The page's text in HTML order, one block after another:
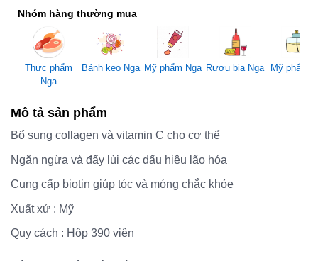
Nhóm hàng thường mua
Thực phẩm
Nga
Bánh kẹo Nga Mỹ phẩm Nga Rượu bia Nga Mỹ phẩm
Mô tả sản phẩm
Bổ sung collagen và vitamin C cho cơ thể
Ngăn ngừa và đẩy lùi các dấu hiệu lão hóa
Cung cấp biotin giúp tóc và móng chắc khỏe
Xuất xứ : Mỹ
Quy cách : Hộp 390 viên